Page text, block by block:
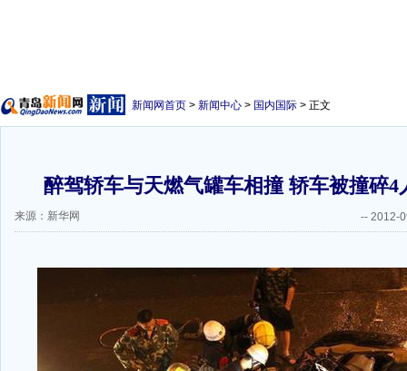
新闻网首页 > 新闻中心 > 国内国际 > 正文
醉驾轿车与天燃气罐车相撞 轿车被撞碎4
来源：新华网 -- 2012-